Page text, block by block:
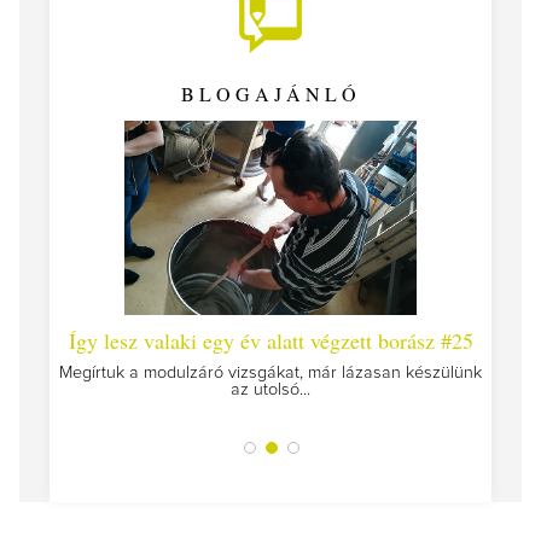
BLOGAJÁNLÓ
Így lesz valaki egy év alatt végzett borász #25
Megírtuk a modulzáró vizsgákat, már lázasan készülünk
az utolsó...